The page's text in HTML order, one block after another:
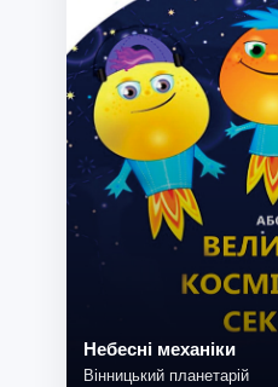
Небесні механіки
Вінницький планетарій